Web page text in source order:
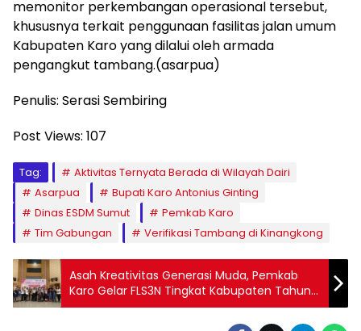
memonitor perkembangan operasional tersebut,
khususnya terkait penggunaan fasilitas jalan umum
Kabupaten Karo yang dilalui oleh armada
pengangkut tambang.(asarpua)
Penulis: Serasi Sembiring
Post Views: 107
Tag:
Aktivitas Ternyata Berada di Wilayah Dairi
Asarpua
Bupati Karo Antonius Ginting
Dinas ESDM Sumut
Pemkab Karo
Tim Gabungan
Verifikasi Tambang di Kinangkong
Asah Kreativitas Generasi Muda, Pemkab
Karo Gelar FLS3N Tingkat Kabupaten Tahun
2026 di Berastagi